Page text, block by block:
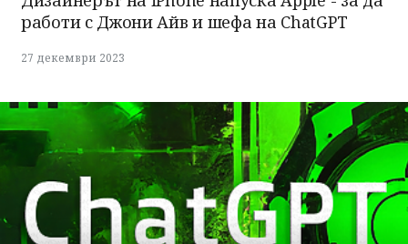
работи с Джони Айв и шефа на ChatGPT
27 декември 2023